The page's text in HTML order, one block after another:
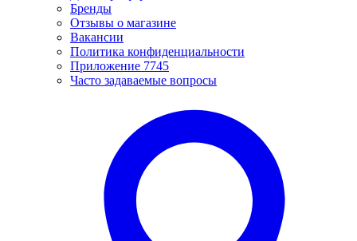
Бренды
Отзывы о магазине
Вакансии
Политика конфиденциальности
Приложение 7745
Часто задаваемые вопросы